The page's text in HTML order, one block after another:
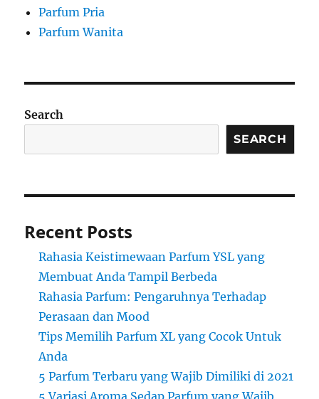
Parfum Pria
Parfum Wanita
Search
SEARCH
Recent Posts
Rahasia Keistimewaan Parfum YSL yang
Membuat Anda Tampil Berbeda
Rahasia Parfum: Pengaruhnya Terhadap
Perasaan dan Mood
Tips Memilih Parfum XL yang Cocok Untuk
Anda
5 Parfum Terbaru yang Wajib Dimiliki di 2021